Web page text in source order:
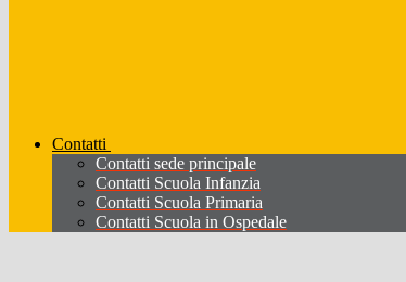
Contatti
Contatti sede principale
Contatti Scuola Infanzia
Contatti Scuola Primaria
Contatti Scuola in Ospedale